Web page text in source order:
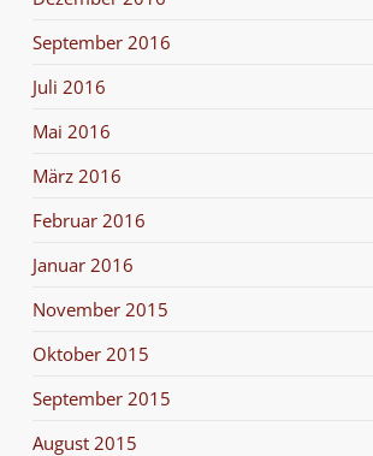
September 2016
Juli 2016
Mai 2016
März 2016
Februar 2016
Januar 2016
November 2015
Oktober 2015
September 2015
August 2015